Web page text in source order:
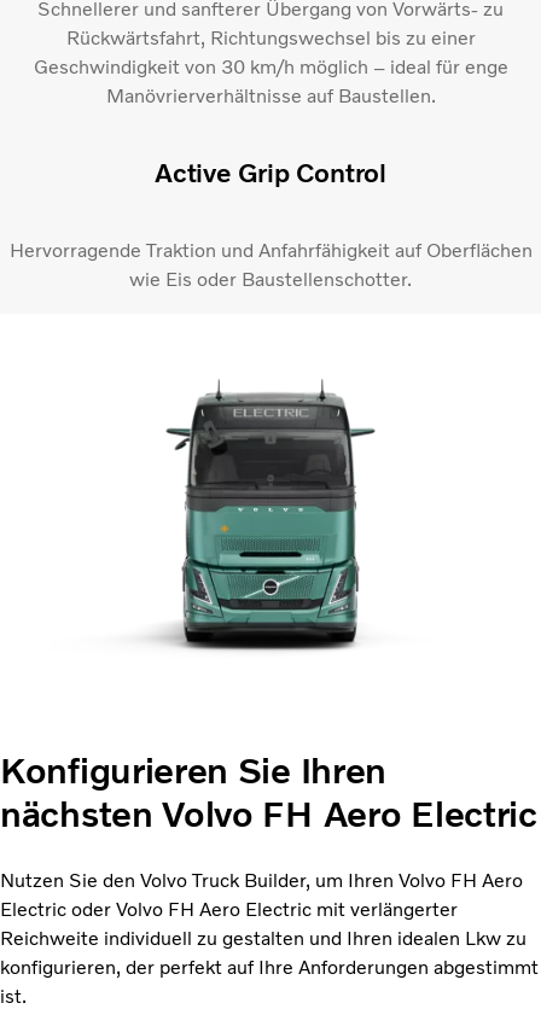
Schnellerer und sanfterer Übergang von Vorwärts- zu
Rückwärtsfahrt, Richtungswechsel bis zu einer
Geschwindigkeit von 30 km/h möglich – ideal für enge
Manövrierverhältnisse auf Baustellen.
Active Grip Control​
Hervorragende Traktion und Anfahrfähigkeit auf Oberflächen
wie Eis oder Baustellenschotter.
Konfigurieren Sie Ihren
nächsten Volvo FH Aero Electric
Nutzen Sie den Volvo Truck Builder, um Ihren Volvo FH Aero
Electric oder Volvo FH Aero Electric mit verlängerter
Reichweite individuell zu gestalten und Ihren idealen Lkw zu
konfigurieren, der perfekt auf Ihre Anforderungen abgestimmt
ist.